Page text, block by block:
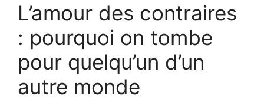
L’amour des contraires
: pourquoi on tombe
pour quelqu’un d’un
autre monde